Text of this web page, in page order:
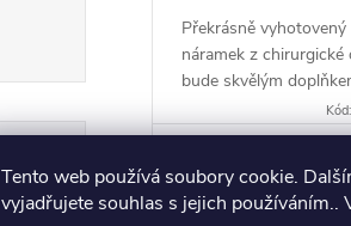
Tento web používá soubory cookie.
vyjadřujete souhlas s jejich používáním..
Překrásně vyhotovený
náramek z chirurgické
bude skvělým
Vaší kolekce šperků.
Materiál: chirurgická
univerzální, průměr 6
7...
Kód: